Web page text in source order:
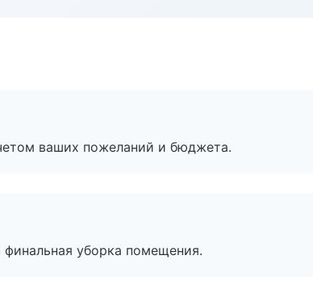
ваших пожеланий и бюджета.
уборка помещения.